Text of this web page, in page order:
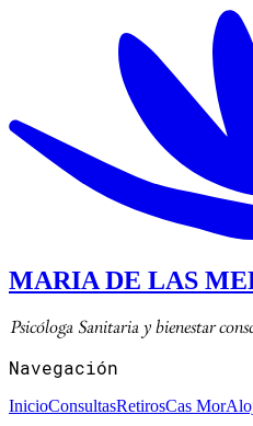
MARIA DE LAS
Psicóloga Sanitaria y bienestar
Navegación
InicioConsultasRetirosCas Mor